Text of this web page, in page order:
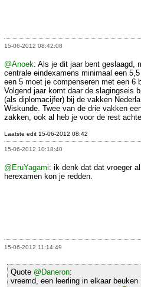
15-06-2012 08:42:08
@Anoek: Als je dit jaar bent geslaagd,
centrale eindexamens minimaal een
een 5 moet je compenseren met een 6
Volgend jaar komt daar de slagingseis
(als diplomacijfer) bij de vakken
Wiskunde. Twee van de drie vakken
zakken, ook al heb je voor de rest
Laatste edit 15-06-2012 08:42
15-06-2012 10:18:40
@EruYagami: ik denk dat dat vroeger
herexamen kon je redden.
15-06-2012 11:14:49
Quote @Daneron:
vreemd, een leerling in elkaar